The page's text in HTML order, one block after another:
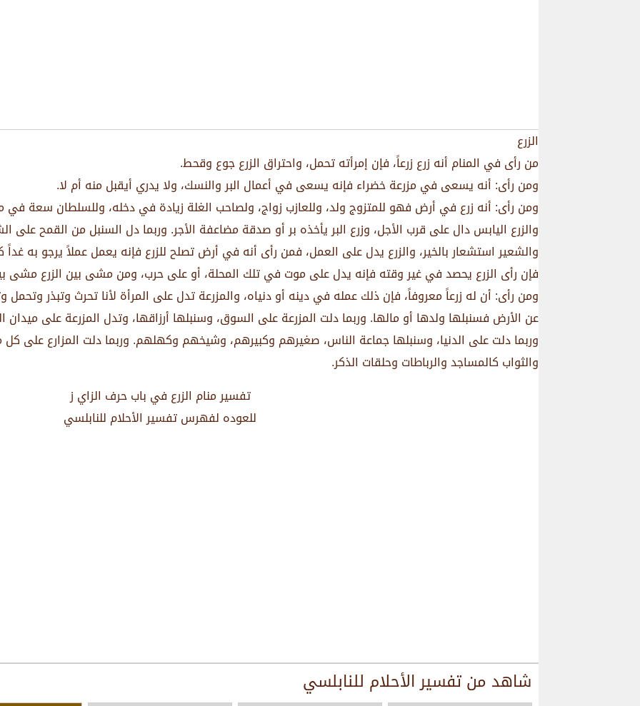
الزرع
من رأى في المنام أنه زرع زرعاً، فإن إمرأته تحمل، واحتراق الزرع جوع وقحط.
ومن رأى: أنه يسعى في مزرعة خضراء فإنه يسعى في أعمال البر والنسك، ولا يدري أيقبل منه أم لا.
ومن رأى: أنه زرع في أرض فهو للمتزوج ولد، وللعازب زواج، ولصاحب الغلة زيادة في دخله، وللسلطان سعة في
والزرع اليابس دال على قرب الأجل، وزرع البر يأخذه بر أو صدقة مضاعفة الأجر. وربما دل السنبل من القمح على
والشعير استشعار بالخير، والزرع يدل على العمل، فمن رأى أنه في أرض تصلح للزرع فإنه يعمل عملاً يرجو به
فإن رأى الزرع يحصد في غير وقته فإنه يدل على موت في تلك المحلة، أو على حرب، ومن مشى بين الزرع مشى
ومن رأى: أن له زرعاً معروفاً، فإن ذلك عمله في دينه أو دنياه، والمزرعة تدل على المرأة لأنا تحرث وتبذر
عن الأرض فسنبلها ولدها أو مالها. وربما دلت المزرعة على السوق، وسنبلها أرزاقها، وتدل المزرعة على
وربما دلت على الدنيا، وسنبلها جماعة الناس، صغيرهم وكبيرهم، وشيخهم وكهلهم. وربما دلت المزارع على كل
والثواب كالمساجد والرباطات وحلقات الذكر.
تفسير منام الزرع في باب حرف الزاي ز
للعوده لفهرس تفسير الأحلام للنابلسي
شاهد منتفسير الأحلام للنابلسي